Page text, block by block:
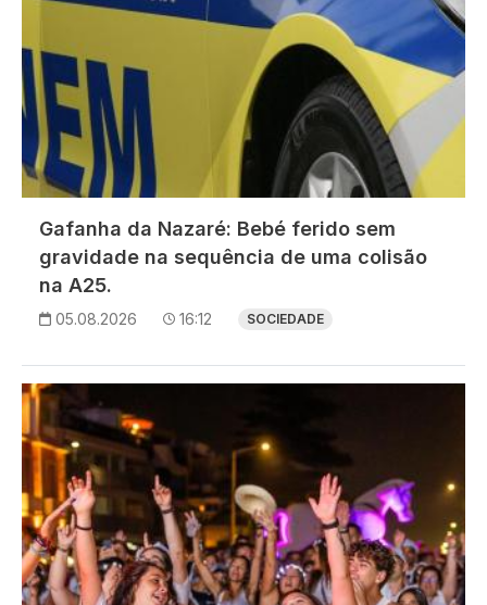
Gafanha da Nazaré: Bebé ferido sem
gravidade na sequência de uma colisão
na A25.
05.08.2026 16:12 SOCIEDADE
Imagem